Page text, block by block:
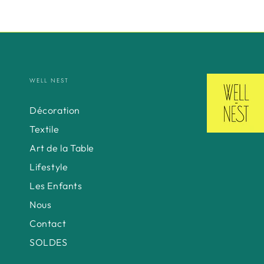
WELL NEST
Décoration
Textile
Art de la Table
Lifestyle
Les Enfants
Nous
Contact
SOLDES